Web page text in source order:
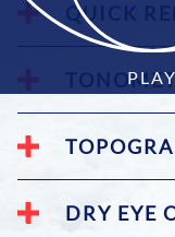
PLAY
QUICK
DRY EYE